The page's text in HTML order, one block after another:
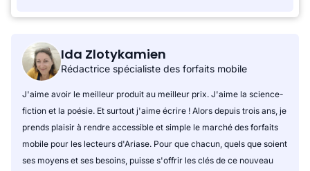
Ida Zlotykamien
Rédactrice spécialiste des forfaits mobile
J'aime avoir le meilleur produit au meilleur prix. J'aime la science-
fiction et la poésie. Et surtout j'aime écrire ! Alors depuis trois ans, je
prends plaisir à rendre accessible et simple le marché des forfaits
mobile pour les lecteurs d'Ariase. Pour que chacun, quels que soient
ses moyens et ses besoins, puisse s'offrir les clés de ce nouveau